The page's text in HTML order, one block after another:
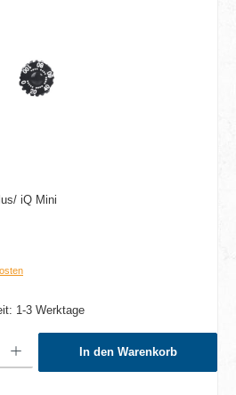
iQ Mini
1-3 Werktage
In den Warenkorb